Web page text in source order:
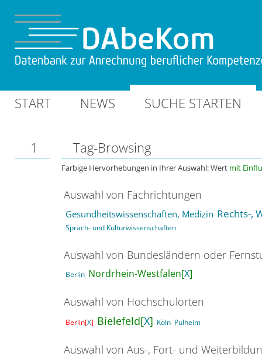
START NEWS SUCHE STARTEN
1 Tag-Browsing
Farbige Hervorhebungen in Ihrer Auswahl: Wert mit
Auswahl von Fachrichtungen
Gesundheitswissenschaften, Medizin Rechts-,
Sprach- und Kulturwissenschaften
Auswahl von Bundesländern oder
Berlin Nordrhein-Westfalen[X]
Auswahl von Hochschulorten
Berlin[X] Bielefeld[X] Köln Pulheim
Auswahl von Aus-, Fort- und